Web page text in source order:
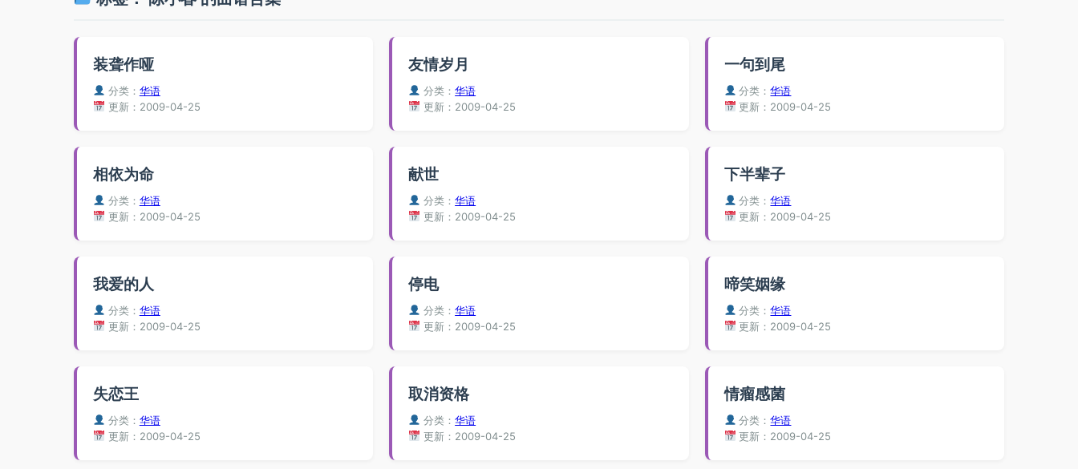
装聋作哑
分类： 华语
更新：2009-04-25
友情岁月
分类：华语
更新：2009-04-25
一句到尾
分类：华语
更新：2009-04-25
相依为命
分类： 华语
更新：2009-04-25
献世
分类：华语
更新：2009-04-25
下半辈子
分类：华语
更新：2009-04-25
我爱的人
分类： 华语
更新：2009-04-25
停电
分类：华语
更新：2009-04-25
啼笑姻缘
分类：华语
更新：2009-04-25
失恋王
分类： 华语
更新：2009-04-25
取消资格
分类：华语
更新：2009-04-25
情瘤感菌
分类：华语
更新：2009-04-25